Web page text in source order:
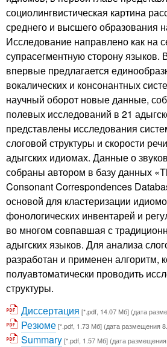
социолингвистическая картина
среднего и высшего образования
Исследование направлено как на
супрасегментную сторону языков.
впервые предлагается
вокалических и консонантных
научный оборот новые данные,
полевых исследований в 21
представлены исследования
слоговой структуры и скорости
адыгских идиомах. Данные о
собраны автором в базу данных
Consonant Correspondences
основой для кластеризации
фонологических инвентарей и
во многом совпавшая с
адыгских языков. Для анализа
разработан и применен алгоритм,
полуавтоматически проводить
структуры.
Диссертация [*.pdf, 14.07 Мб] (дата
Резюме[*.pdf, 1.73 Мб] (дата размещения
Summary[*.pdf, 1.57 Мб] (дата